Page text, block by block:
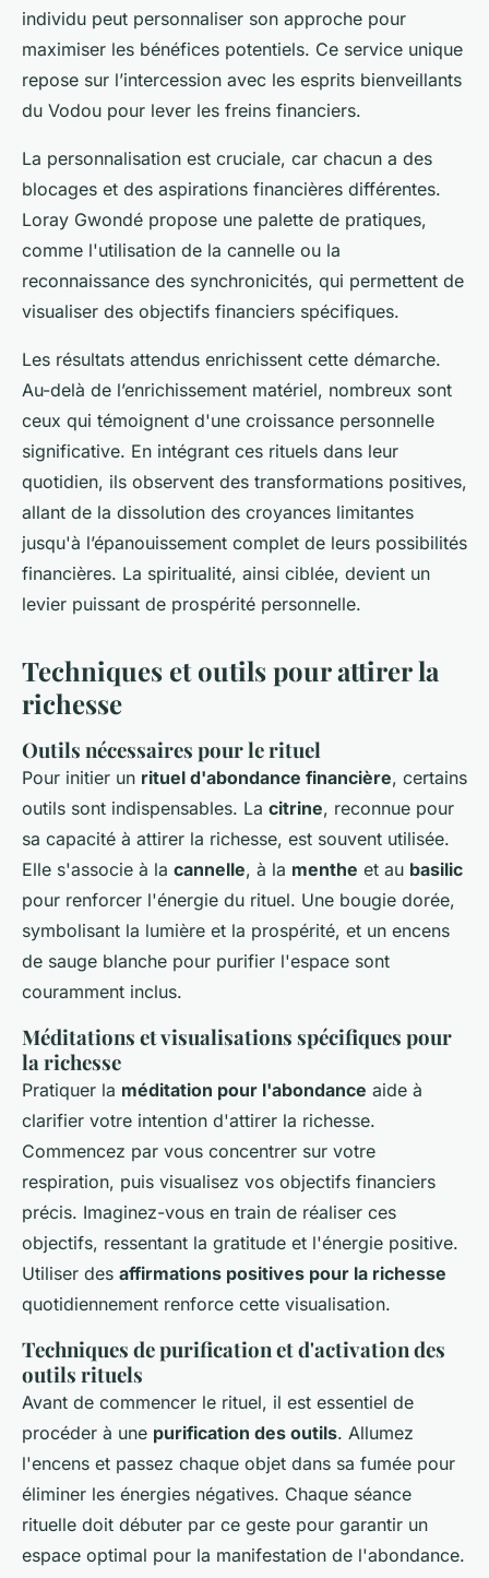
individu peut personnaliser son approche pour
maximiser les bénéfices potentiels. Ce service unique
repose sur l’intercession avec les esprits bienveillants
du Vodou pour lever les freins financiers.
La personnalisation est cruciale, car chacun a des
blocages et des aspirations financières différentes.
Loray Gwondé propose une palette de pratiques,
comme l'utilisation de la cannelle ou la
reconnaissance des synchronicités, qui permettent de
visualiser des objectifs financiers spécifiques.
Les résultats attendus enrichissent cette démarche.
Au-delà de l’enrichissement matériel, nombreux sont
ceux qui témoignent d'une croissance personnelle
significative. En intégrant ces rituels dans leur
quotidien, ils observent des transformations positives,
allant de la dissolution des croyances limitantes
jusqu'à l’épanouissement complet de leurs possibilités
financières. La spiritualité, ainsi ciblée, devient un
levier puissant de prospérité personnelle.
Techniques et outils pour attirer la
richesse
Outils nécessaires pour le rituel
Pour initier un rituel d'abondance financière, certains
outils sont indispensables. La citrine, reconnue pour
sa capacité à attirer la richesse, est souvent utilisée.
Elle s'associe à la cannelle, à la menthe et au basilic
pour renforcer l'énergie du rituel. Une bougie dorée,
symbolisant la lumière et la prospérité, et un encens
de sauge blanche pour purifier l'espace sont
couramment inclus.
Méditations et visualisations spécifiques pour
la richesse
Pratiquer la méditation pour l'abondance aide à
clarifier votre intention d'attirer la richesse.
Commencez par vous concentrer sur votre
respiration, puis visualisez vos objectifs financiers
précis. Imaginez-vous en train de réaliser ces
objectifs, ressentant la gratitude et l'énergie positive.
Utiliser des affirmations positives pour la richesse
quotidiennement renforce cette visualisation.
Techniques de purification et d'activation des
outils rituels
Avant de commencer le rituel, il est essentiel de
procéder à une purification des outils. Allumez
l'encens et passez chaque objet dans sa fumée pour
éliminer les énergies négatives. Chaque séance
rituelle doit débuter par ce geste pour garantir un
espace optimal pour la manifestation de l'abondance.